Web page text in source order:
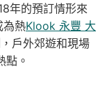
年的預訂情形來
為熱Klook 永豐 大
戶外郊遊和現場
點。